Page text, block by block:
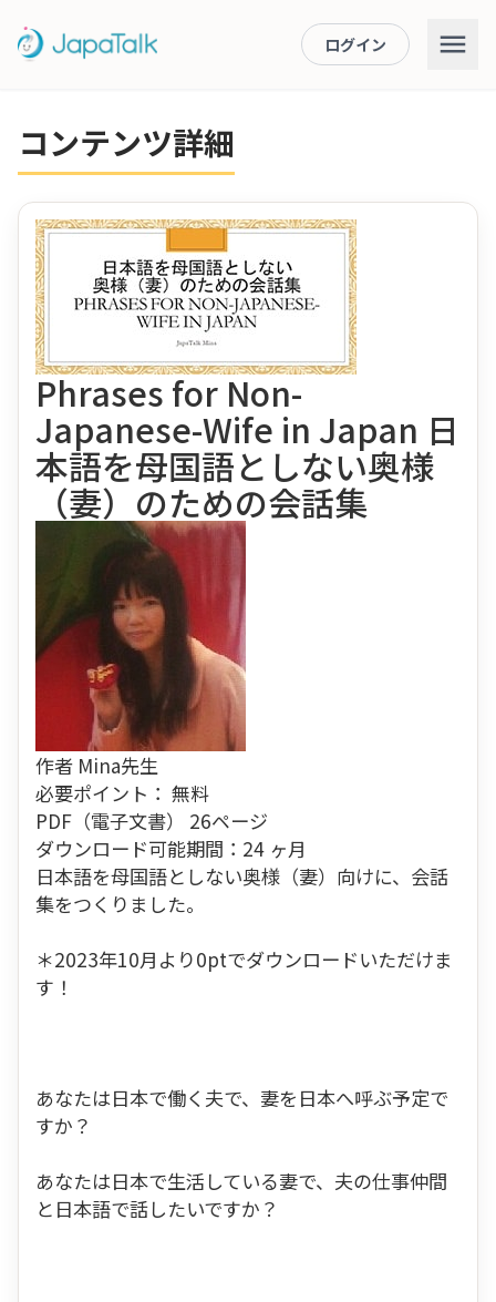
ログイン
コンテンツ詳細
Phrases for Non-
Japanese-Wife in Japan 日
本語を母国語としない奥様
（妻）のための会話集
作者 Mina先生
必要ポイント： 無料
PDF（電子文書） 26ページ
ダウンロード可能期間：24 ヶ月
日本語を母国語としない奥様（妻）向けに、会話
集をつくりました。
＊2023年10月より0ptでダウンロードいただけま
す！
あなたは日本で働く夫で、妻を日本へ呼ぶ予定で
すか？
あなたは日本で生活している妻で、夫の仕事仲間
と日本語で話したいですか？